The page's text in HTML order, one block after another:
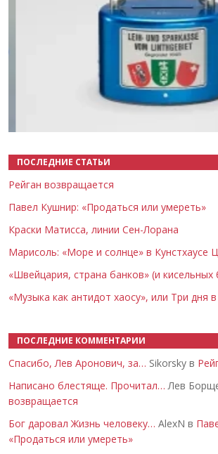
ПОСЛЕДНИЕ СТАТЬИ
Рейган возвращается
Павел Кушнир: «Продаться или умереть»
Краски Матисса, линии Сен-Лорана
Марисоль: «Море и солнце» в Кунстхаусе
«Швейцария, страна банков» (и кисельных
«Музыка как антидот хаосу», или Три дня
ПОСЛЕДНИЕ КОММЕНТАРИИ
Спасибо, Лев Аронович, за… Sikorsky в
Написано блестяще. Прочитал… Лев
возвращается
Бог даровал Жизнь человеку… AlexN в
«Продаться или умереть»